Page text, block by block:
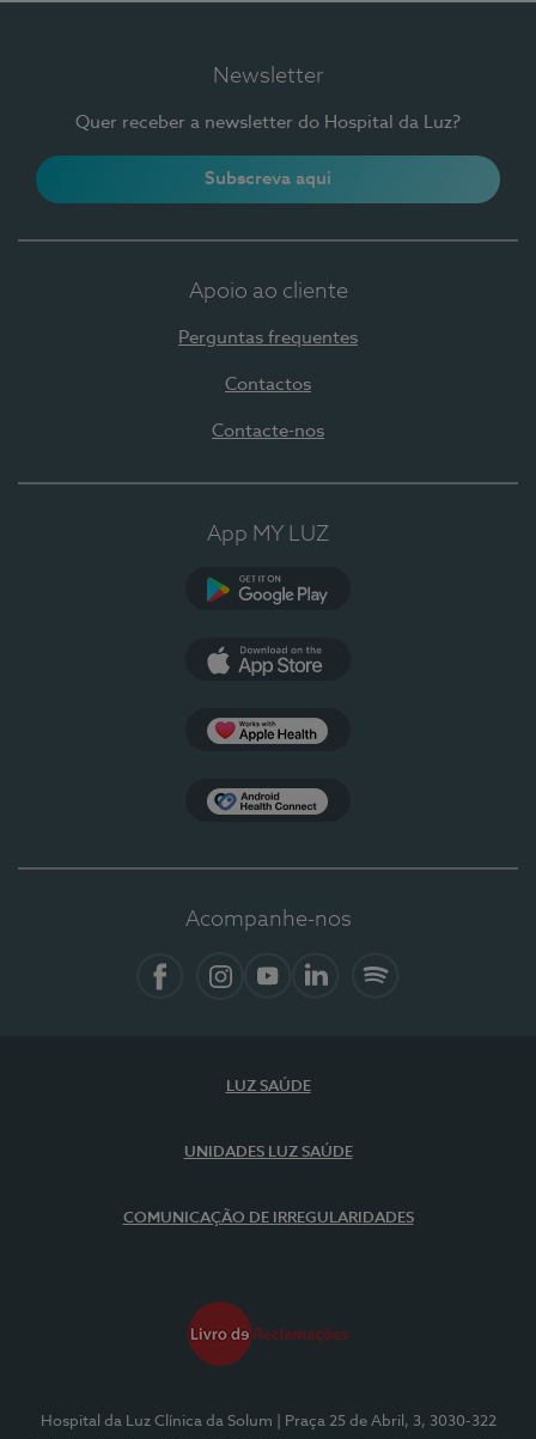
Newsletter
Quer receber a newsletter do Hospital da Luz?
Subscreva aqui
Apoio ao cliente
Perguntas frequentes
Contactos
Contacte-nos
App MY LUZ
Acompanhe-nos
LUZ SAÚDE
UNIDADES LUZ SAÚDE
COMUNICAÇÃO DE IRREGULARIDADES
Hospital da Luz Clínica da Solum
| Praça 25 de Abril, 3, 3030-322